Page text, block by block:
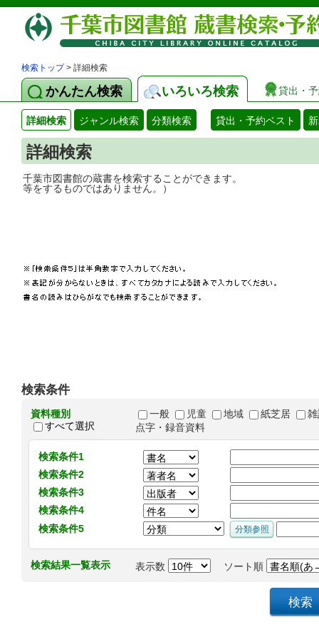
検索トップ> 詳細検索
かんたん検索 いろいろ検索 貸出・
詳細検索 ジャンル検索 分類検索 貸出・予約ベスト
詳細検索
千葉市図書館の蔵書を検索することがで
等をするものではありません。）
検索条件
資料種別
すべて選択
一般 児童 地域 紙芝居
点字・録音資料
検索条件1
検索条件2
検索条件3
検索条件4
検索条件5
検索結果一覧表示 表示数 ソート順